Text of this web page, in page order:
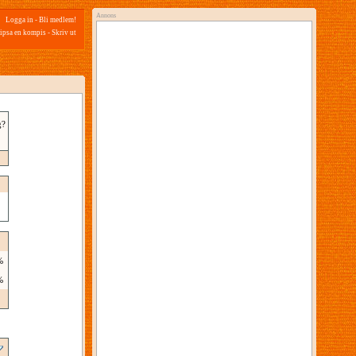
Logga in - Bli medlem!
en kompis - Skriv ut
Annons